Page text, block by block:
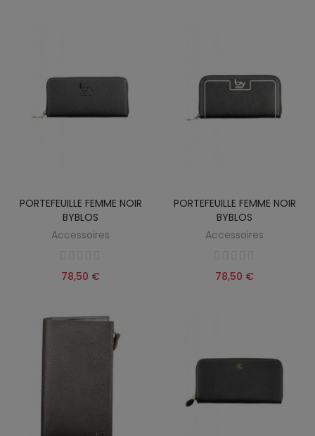
PORTEFEUILLE FEMME NOIR
BYBLOS
Accessoires
78,50 €
PORTEFEUILLE FEMME NOIR
BYBLOS
Accessoires
78,50 €